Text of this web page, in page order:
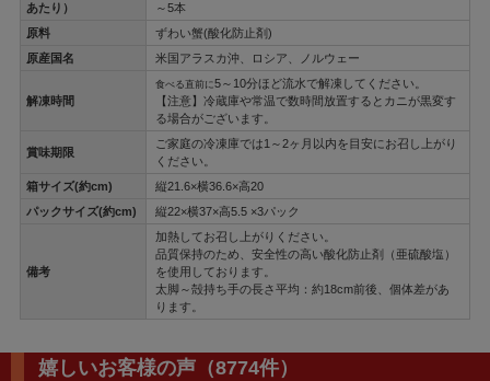
あたり）
～5本
原料
ずわい蟹(酸化防止剤)
原産国名
米国アラスカ沖、ロシア、ノルウェー
解凍時間
食べる直前に5～10分ほど流水で解凍してください。
【注意】冷蔵庫や常温で数時間放置するとカニが黒変す
る場合がございます。
賞味期限
ご家庭の冷凍庫では1～2ヶ月以内を目安にお召し上がり
ください。
箱サイズ(約cm)
縦21.6×横36.6×高20
パックサイズ(約cm)
縦22×横37×高5.5 ×3パック
備考
加熱してお召し上がりください。
品質保持のため、安全性の高い酸化防止剤（亜硫酸塩）
を使用しております。
太脚～殻持ち手の長さ平均：約18cm前後、個体差があ
ります。
嬉しいお客様の声（8774件）